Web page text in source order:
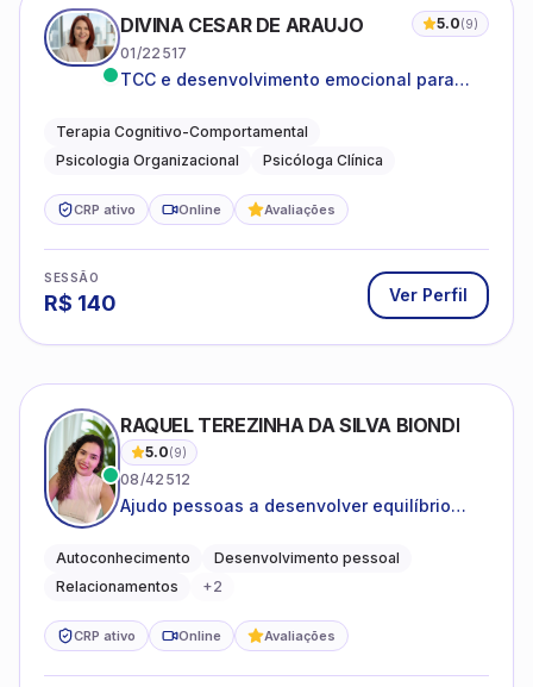
DIVINA CESAR DE ARAUJO 5.0(9)
01/22517
TCC e desenvolvimento emocional para
Terapia Cognitivo-Comportamental
Psicologia Organizacional
Psicóloga Clínica
CRP ativo Online Avaliações
SESSÃO
R$ 140 Ver Perfil
RAQUEL TEREZINHA DA SILVA BIONDI
5.0(9)
08/42512
Ajudo pessoas a desenvolver equilíbrio
Autoconhecimento
Desenvolvimento pessoal
Relacionamentos
+2
CRP ativo Online Avaliações